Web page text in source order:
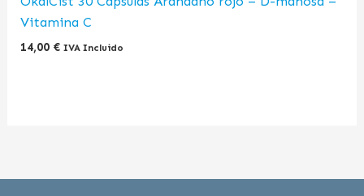
Vitamina C
14,00 € IVA Incluido